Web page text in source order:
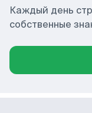
Каждый день
собственные